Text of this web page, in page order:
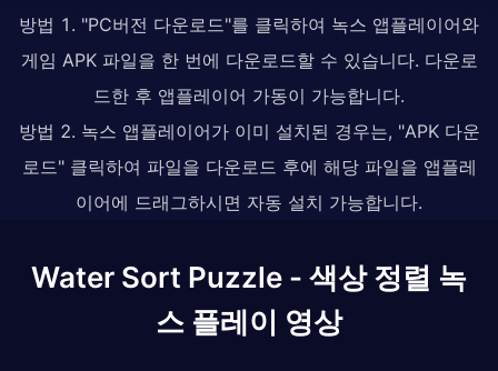
방법 1. "PC버전 다운로드"를 클릭하여 녹스 앱플레이어와
게임 APK 파일을 한 번에 다운로드할 수 있습니다. 다운로
드한 후 앱플레이어 가동이 가능합니다.
방법 2. 녹스 앱플레이어가 이미 설치된 경우는, "APK 다운
로드" 클릭하여 파일을 다운로드 후에 해당 파일을 앱플레
이어에 드래그하시면 자동 설치 가능합니다.
Water Sort Puzzle - 색상 정렬 녹
스 플레이 영상